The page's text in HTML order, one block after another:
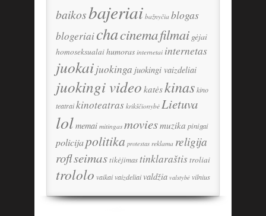
baikosbajeriai bažnyčia blogas
blogeriaichacinemafilmai gėjai
homoseksualaihumoras internetai internetas
juokaijuokinga juokingi vaizdeliai
juokingi video katėskinaskino
teatraikinoteatras krikščionybė Lietuva
lolmemai mitingas moviesmuzika pinigai
policijapolitika protestas reklama religija
roflseimastikėjimastinklaraštistroliai
trololo vaikai vaizdeliai valdžia valstybė vilnius